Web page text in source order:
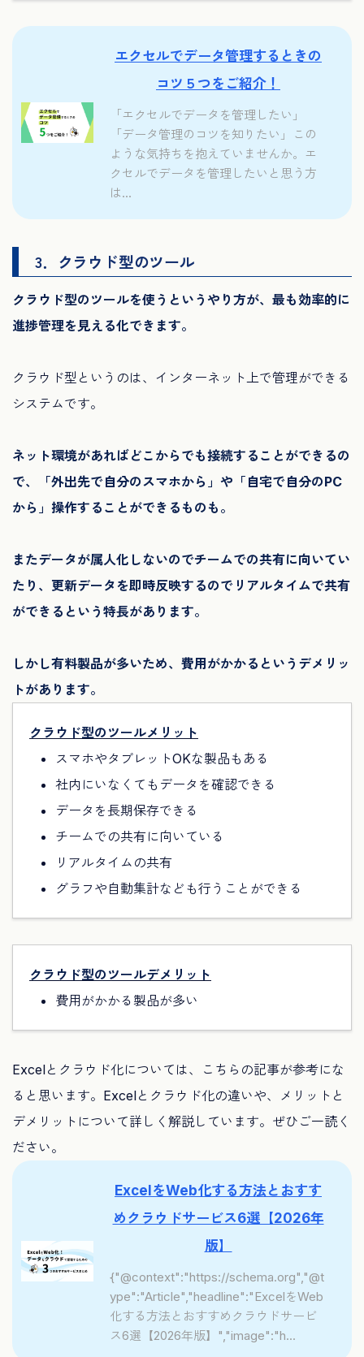
エクセルでデータ管理するときの
コツ５つをご紹介！
「エクセルでデータを管理したい」
「データ管理のコツを知りたい」この
ような気持ちを抱えていませんか。エ
クセルでデータを管理したいと思う方
は...
3．クラウド型のツール
クラウド型のツールを使うというやり方が、最も効率的に
進捗管理を見える化できます。
クラウド型というのは、インターネット上で管理ができる
システムです。
ネット環境があればどこからでも接続することができるの
で、「外出先で自分のスマホから」や「自宅で自分のPC
から」操作することができるものも。
またデータが属人化しないのでチームでの共有に向いてい
たり、更新データを即時反映するのでリアルタイムで共有
ができるという特長があります。
しかし有料製品が多いため、費用がかかるというデメリッ
トがあります。
クラウド型のツールメリット
スマホやタブレットOKな製品もある
社内にいなくてもデータを確認できる
データを長期保存できる
チームでの共有に向いている
リアルタイムの共有
グラフや自動集計なども行うことができる
クラウド型のツールデメリット
費用がかかる製品が多い
Excelとクラウド化については、こちらの記事が参考にな
ると思います。Excelとクラウド化の違いや、メリットと
デメリットについて詳しく解説しています。ぜひご一読く
ださい。
ExcelをWeb化する方法とおすす
めクラウドサービス6選【2026年
版】
{"@context":"https://schema.org","@t
ype":"Article","headline":"ExcelをWeb
化する方法とおすすめクラウドサービ
ス6選【2026年版】","image":"h...